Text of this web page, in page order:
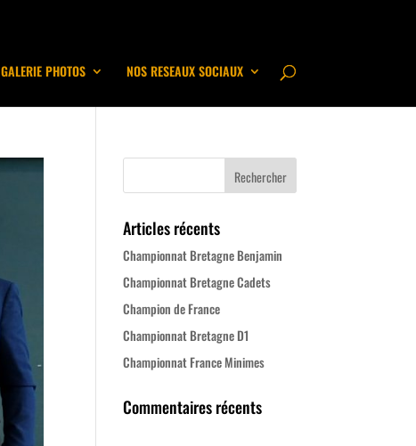
GALERIE PHOTOS NOS RESEAUX SOCIAUX
Articles récents
Championnat Bretagne Benjamin
Championnat Bretagne Cadets
Champion de France
Championnat Bretagne D1
Championnat France Minimes
Commentaires récents